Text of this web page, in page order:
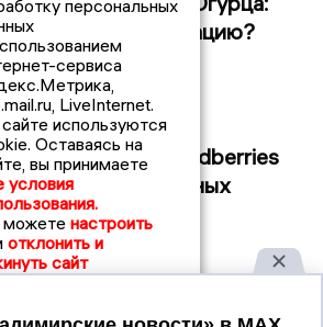
на организацию?
на складе Wildberries
тысяч квадратных
персональных
сервиса
LiveInternet.
используются
Оставаясь на
вы принимаете
условия
настроить
отклонить и
сайт
Принять